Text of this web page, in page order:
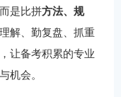
是比拼方法、规
解、勤复盘、抓重
让备考积累的专业
机会。